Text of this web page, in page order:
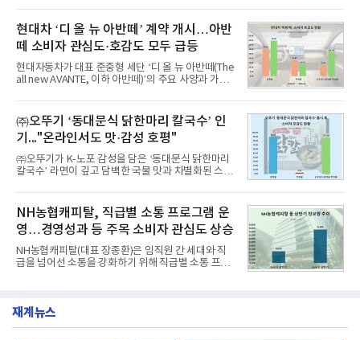
디교육, 대교, 디지
이 순으로 뒤를 이었다.7일 한국기업평판연구소(소장
구창환)는 산업통상자원부 공공기관 41개 브랜드를
대상으로 지난 7월 7일부터 8월 7일까지 수집된 소비
자 빅데이터 91,102,549건을 분석한 결과, 한국전력
공사가 브랜드평판지수 10,670,633을 기록하며 8월
1위에 올랐다고 밝혔다. 분석에 활용된 빅데이터는 지
난 7월(88,893,823건) 대비 2.48% 증가한 수치다.연
수력원자력, 한국석
현대차 ‘디 올 뉴 아반떼’ 계약 개시…아반
떼 소비자 관심도·호감도 모두 급등
현대자동차가 대표 준중형 세단 ‘디 올 뉴 아반떼(The
all new AVANTE, 이하 아반떼)’의 주요 사양과 가격
떼는 6년 만에 선보이는 8세대 완전변경 모델로, ▲정
교한 선과 면을 중심으로 완성한 파격적인 디자인 ▲
과거 중형 세단 수준으로 확대된 차체 제원 ▲글로벌
최고 수준의 안전성 ▲성능과 효율을 동시에 높인 주
행 완성도 ▲첨단 편의 및 디지털 사양 적용 등을 통해
글로벌 준중형 세단의 새로운 기준을 세웠다.아반떼
는 가솔린 2.0과 1.6 하이브리드 두 가지 파워트레인
넘
㈜오뚜기 ‘동대문식 닭한마리 칼국수’ 인
기..."온라인서도 맛·감성 호평"
㈜오뚜기가 K-노포 감성을 담은 ‘동대문식 닭한마리
칼국수’ 라면이 깊고 담백한 국물 맛과 차별화된 스토
혔다.‘동대문식 닭한마리 칼국수’는 예상을 뛰어넘는
소비자 호응에 힘입어 지난 7월 13일 첫 선을 보인 지
단 18일 만에 누적 판매량 50만 개를 돌파하는 성과를
거두었다.이번 신제품은 개발진이 전국의 닭한마리
전문점을 직접 찾아 다니며 최적의 육수 비율을 완성
했다. 자극적이지 않으면서도 깊은 닭육수에 마늘의
개운한 풍미를 더했으며, 국물이 잘 배어들면서도 쫄
서도
NH농협캐피탈, 직급별 소통 프로그램 운
영…경영성과 등 주목 소비자 관심도 상승
NH농협캐피탈(대표 장종환)은 임직원 간 세대와 직
급을 넘어선 소통을 강화하기 위해 직급별 소통 프로
영지원부 홍보팀과 2026년 새로이(e)＊가 공동 주관
재계뉴스